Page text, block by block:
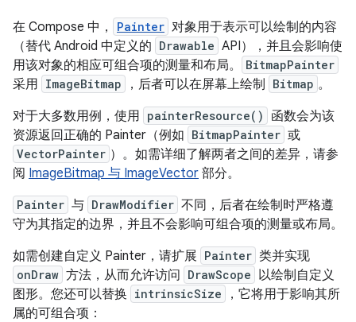
在 Compose 中， Painter 对象用于表示可以绘制的内容
（替代 Android 中定义的 Drawable API），并且会影响使
用该对象的相应可组合项的测量和布局。
BitmapPainter
采用 ImageBitmap ，后者可以在屏幕上绘制 Bitmap 。
对于大多数用例，使用 painterResource()
函数会为该
资源返回正确的 Painter（例如 BitmapPainter 或
VectorPainter ）。如需详细了解两者之间的差异，请参
阅 ImageBitmap 与 ImageVector 部分。
Painter 与 DrawModifier 不同，后者在绘制时严格遵
守为其指定的边界，并且不会影响可组合项的测量或布局。
如需创建自定义 Painter，请扩展 Painter 类并实现
onDraw 方法，从而允许访问 DrawScope 以绘制自定义
图形。您还可以替换 intrinsicSize
，它将用于影响其所
属的可组合项：